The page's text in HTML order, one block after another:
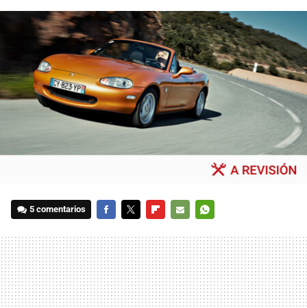
5 comentarios
MAIL